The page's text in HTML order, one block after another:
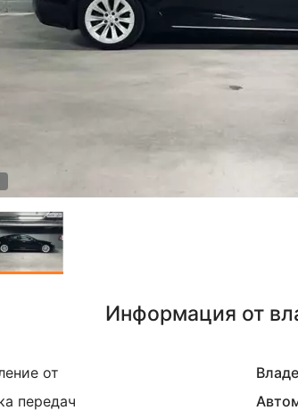
Информация от
от
передач